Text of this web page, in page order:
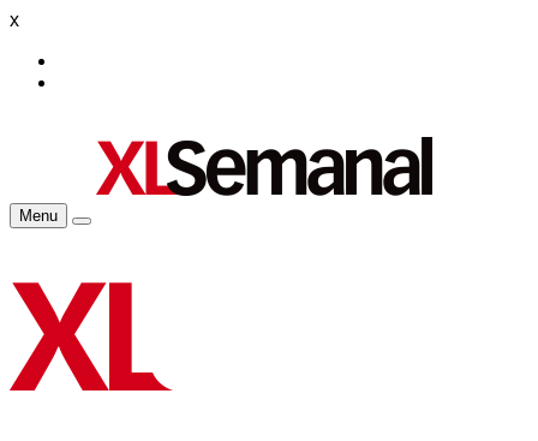
x
Menu